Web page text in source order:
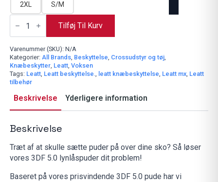
2XL S/M
Leatt
Knee
5.0
Zip
Wht/Blk
antal
Tilføj Til Kurv
Varenummer (SKU): N/A
Kategorier: All Brands, Beskyttelse, Crossudstyr og tøj,
Knæbeskytter, Leatt, Voksen
Tags: Leatt, Leatt beskyttelse., leatt knæbeskyttelse, Leatt mx, Leatt
tilbehør
Beskrivelse Yderligere information
Beskrivelse
Træt af at skulle sætte puder på over dine sko? Så løser
vores 3DF 5.0 lynlåspuder dit problem!
Baseret på vores prisvindende 3DF 5.0 pude har vi